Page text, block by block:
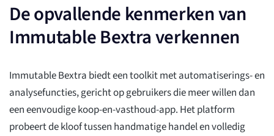
De opvallende kenmerken van
Immutable Bextra verkennen
Immutable Bextra biedt een toolkit met automatiserings- en
analysefuncties, gericht op gebruikers die meer willen dan
een eenvoudige koop-en-vasthoud-app. Het platform
probeert de kloof tussen handmatige handel en volledig